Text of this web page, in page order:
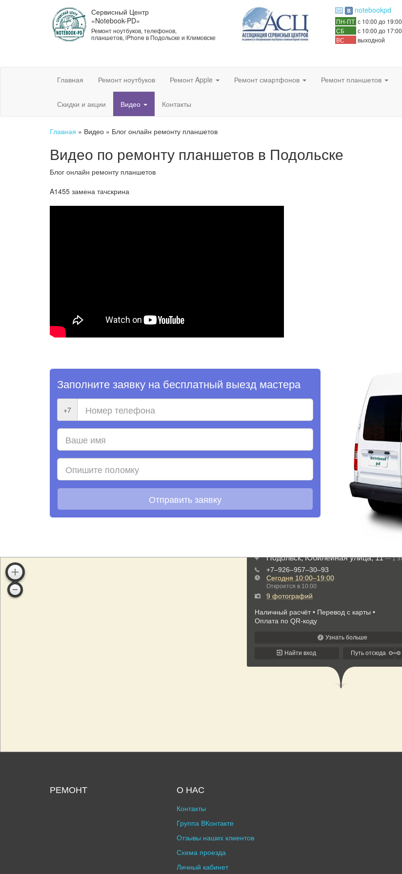
Сервисный Центр
«Notebook-PD»
Ремонт ноутбуков, телефонов,
планшетов, iPhone в Подольске и Климовске
notebookpd
ПН-ПТ с 10:00 до 19:00
СБ
с 10:00 до 17:00
ВС
выходной
Главная Ремонт ноутбуков Ремонт Apple Ремонт смартфонов Ремонт планшетов
Скидки и акции Видео Контакты
Главная » Видео » Блог онлайн ремонту планшетов
Видео по ремонту планшетов в Подольске
Блог онлайн ремонту планшетов
A1455 замена тачскрина
Заполните заявку на бесплатный выезд мастера
+7
РЕМОНТ О НАС
Контакты
Группа ВКонтакте
Отзывы наших клиентов
Схема проезда
Личный кабинет